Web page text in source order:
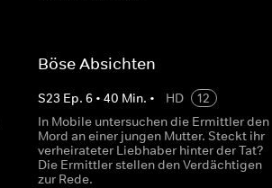
Böse Absichten
S23 Ep.6 •40 Min. • HD
12
In Mobile untersuchen die Ermittler den
Mord an einer jungen Mutter. Steckt ihr
verheirateter Liebhaber hinter der Tat?
Die Ermittler stellen den Verdächtigen
zur Rede.